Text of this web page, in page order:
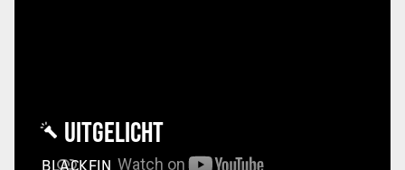
UITGELICHT
BLACKFIN